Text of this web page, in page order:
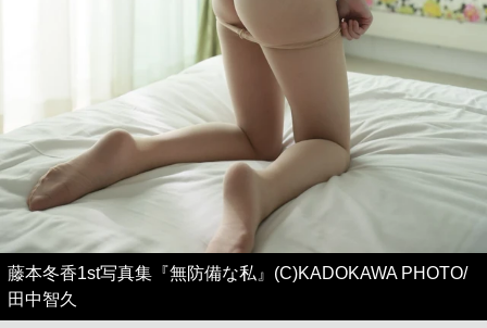
藤本冬香1st写真集『無防備な私』(C)KADOKAWA PHOTO/
田中智久